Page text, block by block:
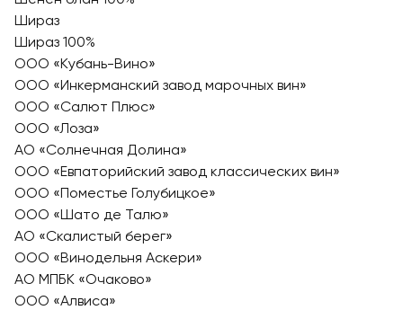
Шираз
Шираз 100%
ООО «Кубань-Вино»
ООО «Инкерманский завод марочных вин»
ООО «Салют Плюс»
ООО «Лоза»
АО «Солнечная Долина»
ООО «Евпаторийский завод классических вин»
ООО «Поместье Голубицкое»
ООО «Шато де Талю»
АО «Скалистый берег»
ООО «Винодельня Аскери»
АО МПБК «Очаково»
ООО «Алвиса»